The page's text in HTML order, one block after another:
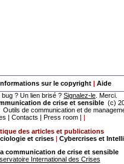
sur le copyright | Aide
? Un lien brisé ? Signalez-le . Merci.
de crise et sensible (c)
Outils de communication et de
| Contacts | Press room | |
des articles et publications
et crises | Cybercrises et
communication de crise et sensible
International des Crises